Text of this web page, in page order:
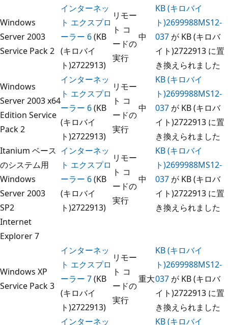
Windows
Server 2003
Service Pack 2
インターネッ
ト エクスプロ
ーラー 6(KB
(キロバイ
ト)2722913)
リモー
ト コ
ードの
実行
中
KB (キロバイ
ト)2699988MS12-
037 が KB (キロバ
イト)2722913 に置
き換えられました
Windows
Server 2003 x64
Edition Service
Pack 2
インターネッ
ト エクスプロ
ーラー 6(KB
(キロバイ
ト)2722913)
リモー
ト コ
ードの
実行
中
KB (キロバイ
ト)2699988MS12-
037 が KB (キロバ
イト)2722913 に置
き換えられました
Itanium ベース
のシステム用
Windows
Server 2003
SP2
インターネッ
ト エクスプロ
ーラー 6(KB
(キロバイ
ト)2722913)
リモー
ト コ
ードの
実行
中
KB (キロバイ
ト)2699988MS12-
037 が KB (キロバ
イト)2722913 に置
き換えられました
Internet
Explorer 7
Windows XP
Service Pack 3
インターネッ
ト エクスプロ
ーラー 7(KB
(キロバイ
ト)2722913)
リモー
ト コ
ードの
実行
重大
KB (キロバイ
ト)2699988MS12-
037 が KB (キロバ
イト)2722913 に置
き換えられました
インターネッ KB (キロバイ